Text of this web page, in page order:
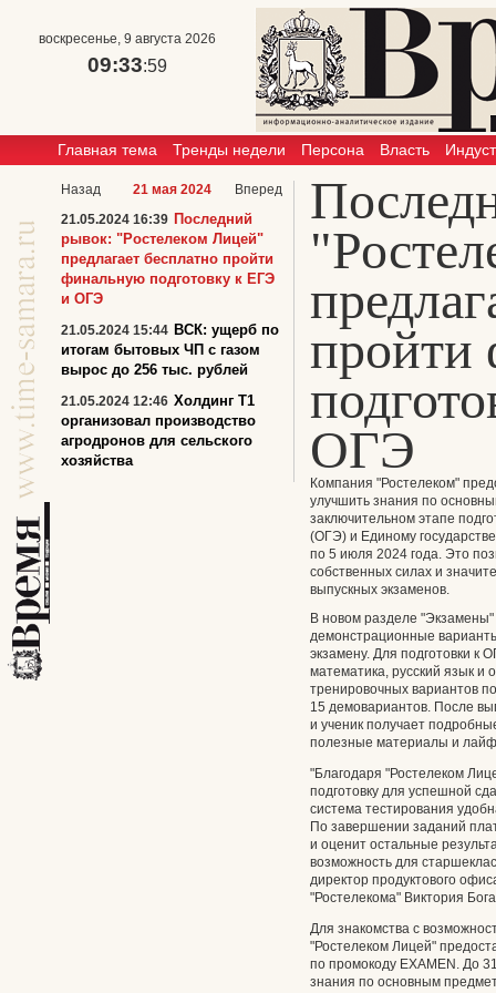
воскресенье, 9 августа 2026
09:33:59
Главная тема Тренды недели Персона Власть
пройти
ОГЭ
Компания "Ростелеком"
улучшить знания по
заключительном этапе
(ОГЭ) и Единому
по 5 июля 2024 года. Это
собственных силах и
выпускных экзаменов.
В новом разделе
демонстрационные
экзамену. Для подготовки к
математика, русский язык
тренировочных вариантов
15 демовариантов. После
и ученик получает
полезные материалы и
"Благодаря "Ростелеком
подготовку для успешной
система тестирования
По завершении заданий
и оценит остальные
возможность для
директор продуктового
"Ростелекома" Виктория
Для знакомства с
"Ростелеком Лицей"
по промокоду EXAMEN. До
знания по основным
Назад 21 мая 2024
Вперед
21.05.2024 16:39 Последний
рывок: "Ростелеком Лицей"
предлагает бесплатно пройти
финальную подготовку к ЕГЭ
и ОГЭ
21.05.2024 15:44 ВСК: ущерб по
итогам бытовых ЧП с газом
вырос до 256 тыс. рублей
21.05.2024 12:46 Холдинг Т1
организовал производство
агродронов для сельского
хозяйства